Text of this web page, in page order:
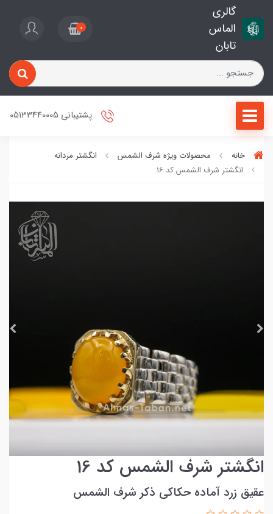
گالری
الماس
تابان
0
پشتیبانی 05133440005
خانه محصولات ویژه شرف الشمس
انگشتر مردانه
انگشتر شرف الشمس کد 16
انگشتر شرف الشمس کد 16
عقیق زرد آماده حکاکی ذکر شرف الشمس